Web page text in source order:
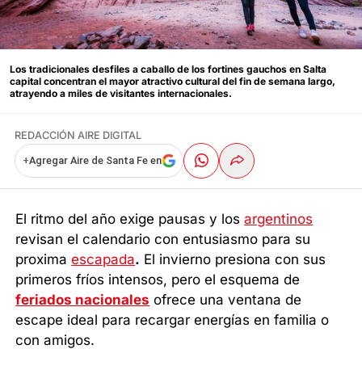
Los tradicionales desfiles a caballo de los fortines gauchos en Salta
capital concentran el mayor atractivo cultural del fin de semana largo,
atrayendo a miles de visitantes internacionales.
REDACCIÓN AIRE DIGITAL
+Agregar Aire de Santa Fe en
El ritmo del año exige pausas y losargentinos
revisan el calendario con entusiasmo para su
proximaescapada. El invierno presiona con sus
primeros fríos intensos, pero el esquema de
feriados nacionales ofrece una ventana de
escape ideal para recargar energías en familia o
con amigos.